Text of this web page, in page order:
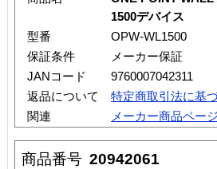
1500デバイス
型番
OPW-WL1500
保証条件
メーカー保証
JANコード
9760007042311
返品について
特定商取引法に基
関連
メーカー商品ペー
商品番号 20942061